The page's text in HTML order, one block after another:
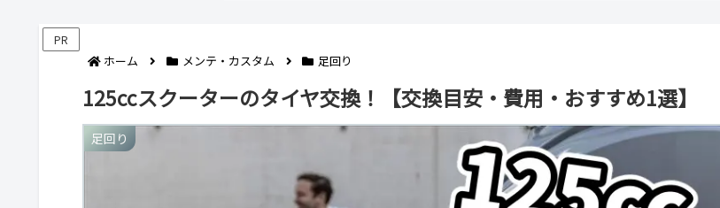
PR
ホーム メンテ・カスタム 足回り
125ccスクーターのタイヤ交換！【交換目安・費用・おすすめ1選】
足回り